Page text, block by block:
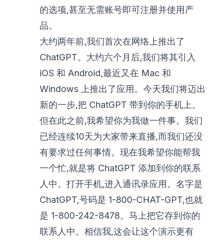
的选项,甚至无需账号即可注册并使用产
品。
大约两年前,我们首次在网络上推出了
ChatGPT。大约六个月后,我们将其引入
iOS 和 Android,最近又在 Mac 和
Windows 上推出了应用。今天我们将迈出
新的一步,把 ChatGPT 带到你的手机上。
但在此之前,我希望你为我做一件事。我们
已经连续10天为大家带来直播,而我们还没
有要求过任何事情。现在我希望你能帮我
一个忙,就是将 ChatGPT 添加到你的联系
人中。打开手机,进入通讯录应用。名字是
ChatGPT,号码是 1-800-CHAT-GPT,也就
是 1-800-242-8478。马上把它存到你的
联系人中。相信我,这会让这个演示更有